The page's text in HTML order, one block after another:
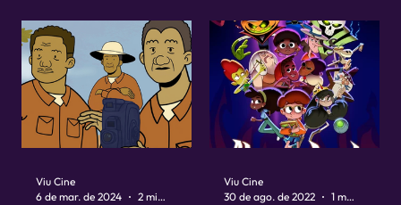
Viu Cine
6 de mar. de 2024
2 min de leitura
Viu Cine
30 de ago. de 2022
1 min de leitura